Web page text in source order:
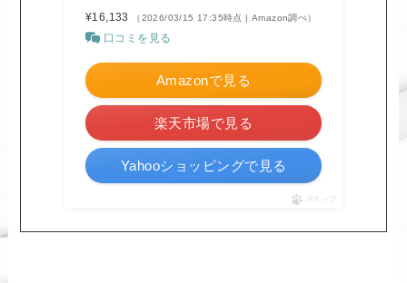
¥16,133 （2026/03/15 17:35時点 | Amazon調べ）
口コミを見る
Amazonで見る
楽天市場で見る
Yahooショッピングで見る
ポチップ